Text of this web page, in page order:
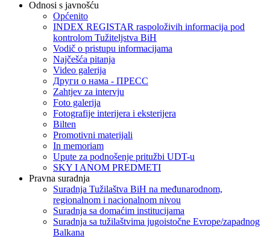
Odnosi s javnošću
Općenito
INDEX REGISTAR raspoloživih informacija pod
kontrolom Tužiteljstva BiH
Vodič o pristupu informacijama
Najčešća pitanja
Video galerija
Други о нама - ПРЕСC
Zahtjev za intervju
Foto galerija
Fotografije interijera i eksterijera
Bilten
Promotivni materijali
In memoriam
Upute za podnošenje pritužbi UDT-u
SKY I ANOM PREDMETI
Pravna suradnja
Suradnja Tužilaštva BiH na međunarodnom,
regionalnom i nacionalnom nivou
Suradnja sa domaćim institucijama
Suradnja sa tužilaštvima jugoistočne Evrope/zapadnog
Balkana